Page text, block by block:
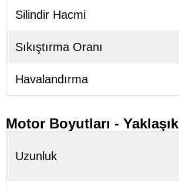
Silindir Hacmi
Sıkıştırma Oranı
Havalandırma
Motor Boyutları - Yaklaşık
Uzunluk